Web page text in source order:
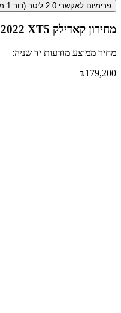
פרימיום לאקשרי 2.0 ליטר (דור 1 מתיחת פנים)
מחירון קאדילק XT5 2022
מחיר ממוצע מודעות יד שניה:
₪179,200